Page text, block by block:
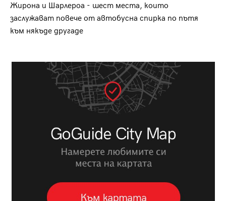
Жирона и Шарлероа - шест места, които
заслужават повече от автобусна спирка по пътя
към някъде другаде